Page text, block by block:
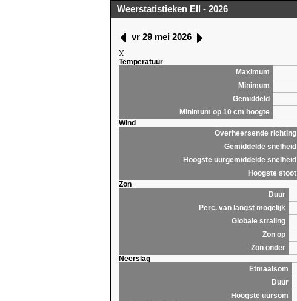
Weerstatistieken Ell - 2026
vr 29 mei 2026
X
Temperatuur
Maximum
Minimum
Gemiddeld
Minimum op 10 cm hoogte
Wind
Overheersende richting
Gemiddelde snelheid
Hoogste uurgemiddelde snelheid
Hoogste stoot
Zon
Duur
Perc. van langst mogelijk
Globale straling
Zon op
Zon onder
Neerslag
Etmaalsom
Duur
Hoogste uursom